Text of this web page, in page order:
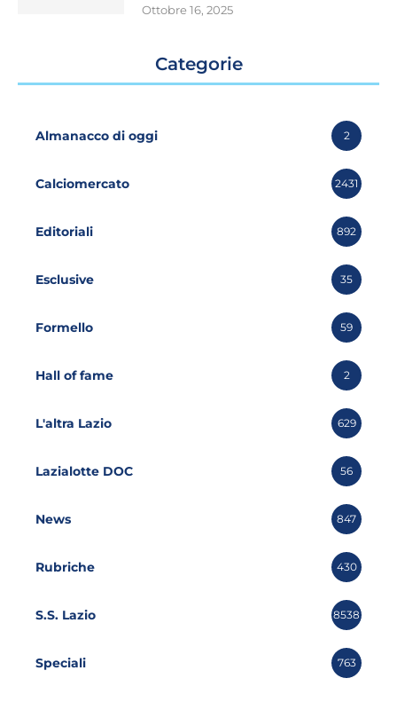
Ottobre 16, 2025
Categorie
Almanacco di oggi 2
Calciomercato 2431
Editoriali 892
Esclusive 35
Formello 59
Hall of fame 2
L'altra Lazio 629
Lazialotte DOC 56
News 847
Rubriche 430
S.S. Lazio 8538
Speciali 763